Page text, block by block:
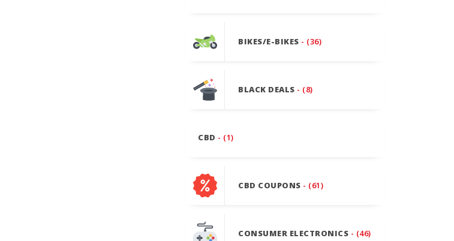
BIKES/E-BIKES - (36)
BLACK DEALS - (8)
CBD - (1)
CBD COUPONS - (61)
CONSUMER ELECTRONICS - (46)